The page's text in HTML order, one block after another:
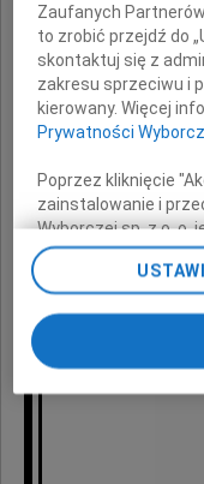
30 lipca
Zaufanych
to zrobić przejdź do
skontaktuj się z
zakresu sprzeciwu i
kierowany. Więcej
Prywatności
Poprzez kliknięcie
zainstalowanie i
Wyborczej sp. z o. o.
na Twoim
chwili zmienić swoje
ponownie
preferencjami dot.
odnośnik
przechodząc do
Zmiana ustawień
My, nasi Zaufani